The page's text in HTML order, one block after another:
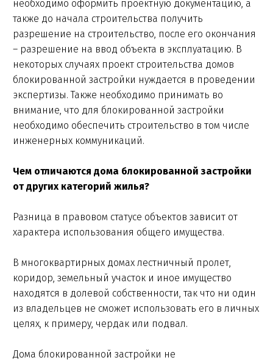
необходимо оформить проектную документацию, а
также до начала строительства получить
разрешение на строительство, после его окончания
– разрешение на ввод объекта в эксплуатацию. В
некоторых случаях проект строительства домов
блокированной застройки нуждается в проведении
экспертизы. Также необходимо принимать во
внимание, что для блокированной застройки
необходимо обеспечить строительство в том числе
инженерных коммуникаций.
Чем отличаются дома блокированной застройки
от других категорий жилья?
Разница в правовом статусе объектов зависит от
характера использования общего имущества.
В многоквартирных домах лестничный пролет,
коридор, земельный участок и иное имущество
находятся в долевой собственности, так что ни один
из владельцев не сможет использовать его в личных
целях, к примеру, чердак или подвал.
Дома блокированной застройки не